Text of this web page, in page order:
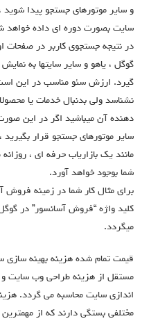
و سایر موتورهای جستجو پیدا شوید
سایت بصورت دوره ای داده خواهد
در نتیجه جستجوی کاربر در صفحات
گوگل ، یاهو و سایر سایتها به
گیرد. ارزش سئو مناسب در این
نشناسد ولی بدنبال خدمات یا
دهنده آن میباشید اگر در این
سایر موتورهای جستجو قرار
مانند یک بازاریاب حرفه ای ،
شما بوجود خواهد آورد.
برای مثال کار شما در زمینه فروش
کلید واژه “فروش آسانسور” در
میگردد.
قیمت تمام شده هزینه بهینه سازی
مستقل از هزینه طراحی وب سایت و
اندازی سایت محاسبه می گردد.
مختلفی بستگی دارند که از مهمترین